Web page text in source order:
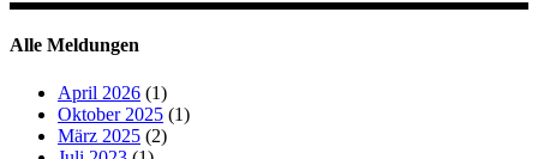
Alle Meldungen
April 2026 (1)
Oktober 2025 (1)
März 2025 (2)